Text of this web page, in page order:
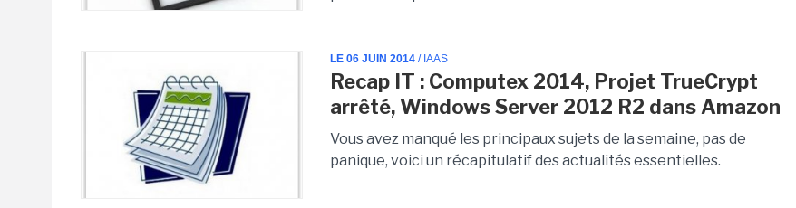
LE 06 JUIN 2014 / IAAS
Recap IT : Computex 2014, Projet TrueCrypt
arrêté, Windows Server 2012 R2 dans Amazon
Vous avez manqué les principaux sujets de la semaine, pas de
panique, voici un récapitulatif des actualités essentielles.